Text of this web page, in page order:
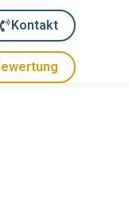
Kontakt